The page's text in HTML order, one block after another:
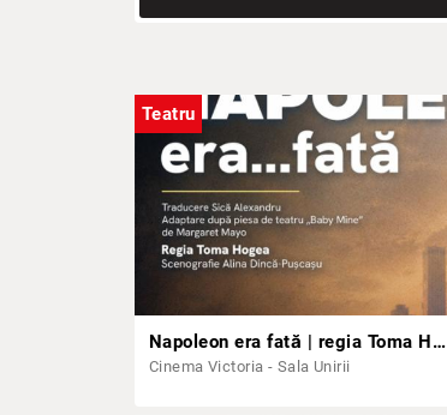
Teatru
Napoleon era fată | regia Toma Hogea, cu Marius Manole și Medeea Marinescu
Cinema Victoria - Sala Unirii